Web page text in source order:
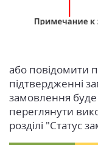
або повідомити
підтвердженні
замовлення
переглянути
розділі "Статус